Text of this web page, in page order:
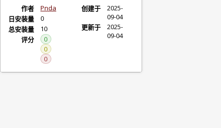
作者
Pnda
日安装量
0
总安装量
10
评分
0
0
0
创建于
2025-
09-04
更新于
2025-
09-04